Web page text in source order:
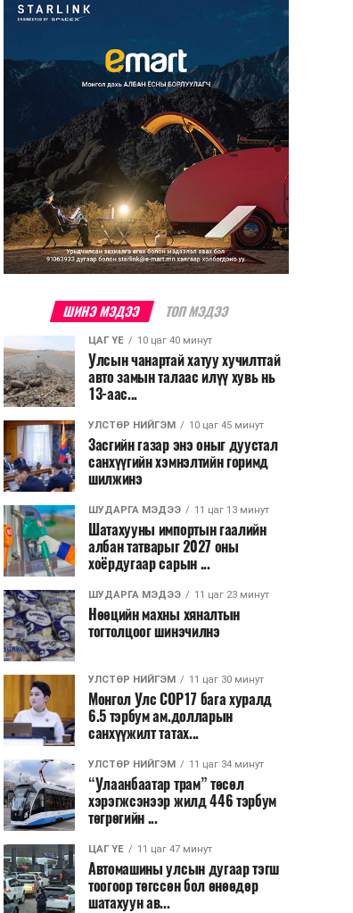
ШИНЭ МЭДЭЭ ТОП МЭДЭЭ
ЦАГ ҮЕ 10 цаг 40 минут
Улсын чанартай хатуу хучилттай
авто замын талаас илүү хувь нь
13-аас...
УЛСТӨР НИЙГЭМ 10 цаг 45 минут
Засгийн газар энэ оныг дуустал
санхүүгийн хэмнэлтийн горимд
шилжинэ
ШУДАРГА МЭДЭЭ 11 цаг 13 минут
Шатахууны импортын гаалийн
албан татварыг 2027 оны
хоёрдугаар сарын ...
ШУДАРГА МЭДЭЭ 11 цаг 23 минут
Нөөцийн махны хяналтын
тогтолцоог шинэчилнэ
УЛСТӨР НИЙГЭМ 11 цаг 30 минут
Монгол Улс COP17 бага хуралд
6.5 тэрбум ам.долларын
санхүүжилт татах...
УЛСТӨР НИЙГЭМ 11 цаг 34 минут
“Улаанбаатар трам” төсөл
хэрэгжсэнээр жилд 446 тэрбум
төгрөгийн ...
ЦАГ ҮЕ 11 цаг 47 минут
Автомашины улсын дугаар тэгш
тоогоор төгссөн бол өнөөдөр
шатахуун ав...